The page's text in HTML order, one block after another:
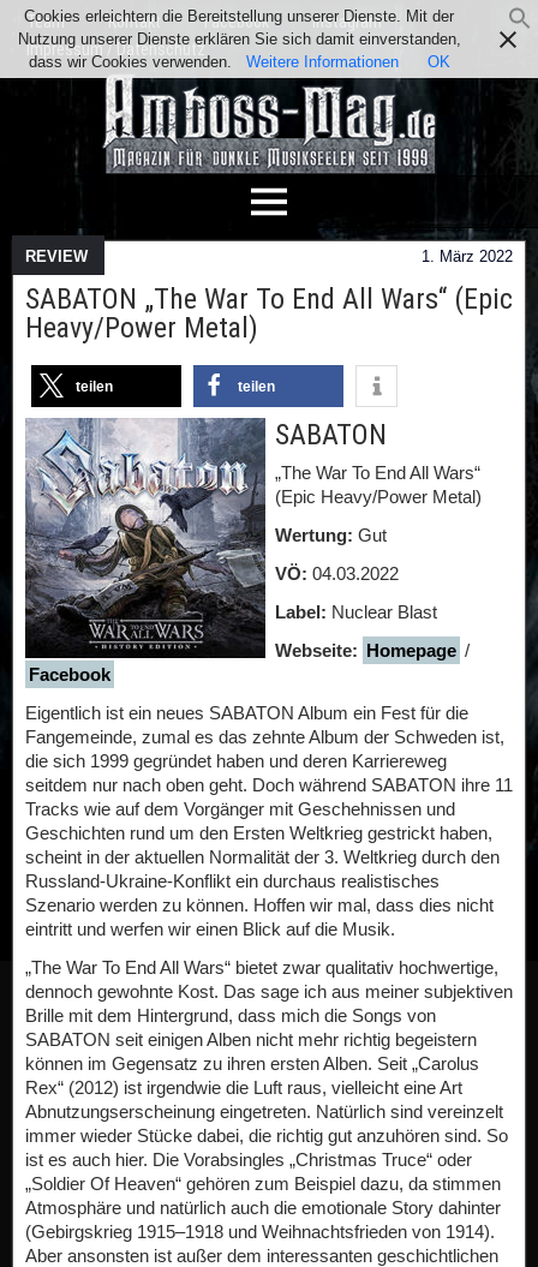
Team Kontakt Facebook
Instagram
Impressum / Datenschutz
REVIEW 1. März 2022
SABATON „The War To End All Wars“ (Epic
Heavy/Power Metal)
teilen teilen
SABATON
„The War To End All Wars“
(Epic Heavy/Power Metal)
Wertung: Gut
VÖ: 04.03.2022
Label: Nuclear Blast
Webseite: Homepage /
Facebook
Eigentlich ist ein neues SABATON Album ein Fest für die
Fangemeinde, zumal es das zehnte Album der Schweden ist,
die sich 1999 gegründet haben und deren Karriereweg
seitdem nur nach oben geht. Doch während SABATON ihre 11
Tracks wie auf dem Vorgänger mit Geschehnissen und
Geschichten rund um den Ersten Weltkrieg gestrickt haben,
scheint in der aktuellen Normalität der 3. Weltkrieg durch den
Russland-Ukraine-Konflikt ein durchaus realistisches
Szenario werden zu können. Hoffen wir mal, dass dies nicht
eintritt und werfen wir einen Blick auf die Musik.
„The War To End All Wars“ bietet zwar qualitativ hochwertige,
dennoch gewohnte Kost. Das sage ich aus meiner subjektiven
Brille mit dem Hintergrund, dass mich die Songs von
SABATON seit einigen Alben nicht mehr richtig begeistern
können im Gegensatz zu ihren ersten Alben. Seit „Carolus
Rex“ (2012) ist irgendwie die Luft raus, vielleicht eine Art
Abnutzungserscheinung eingetreten. Natürlich sind vereinzelt
immer wieder Stücke dabei, die richtig gut anzuhören sind. So
ist es auch hier. Die Vorabsingles „Christmas Truce“ oder
„Soldier Of Heaven“ gehören zum Beispiel dazu, da stimmen
Atmosphäre und natürlich auch die emotionale Story dahinter
(Gebirgskrieg 1915–1918 und Weihnachtsfrieden von 1914).
Aber ansonsten ist außer dem interessanten geschichtlichen
Cookies erleichtern die Bereitstellung unserer Dienste. Mit der
Nutzung unserer Dienste erklären Sie sich damit einverstanden,
dass wir Cookies verwenden.
Weitere Informationen OK